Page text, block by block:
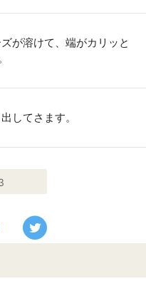
が溶けて、端がカリッと
してさます。
Facebookでシェアする